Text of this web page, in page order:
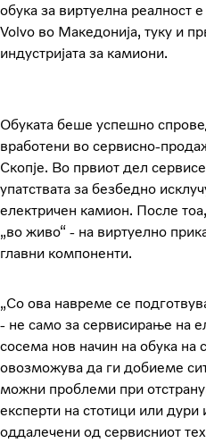
обука за виртуелна реалност
Volvo во Македонија, туку и
индустријата за камиони.
Обуката беше успешно
вработени во сервисно-
Скопје. Во првиот дел
упатствата за безбедно
електричен камион. После
„во живо“ - на виртуелно
главни компоненти.
„Со ова навреме се
- не само за сервисирање на
сосема нов начин на обука на
овозможува да ги добиеме
можни проблеми при
експерти на стотици или
оддалечени од сервисниот